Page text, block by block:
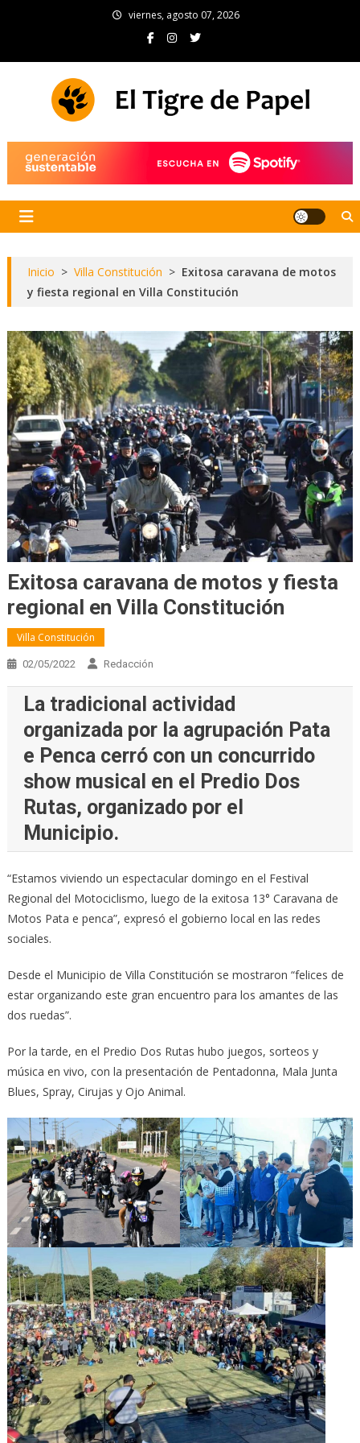
viernes, agosto 07, 2026
Inicio > Villa Constitución > Exitosa caravana de motos
y fiesta regional en Villa Constitución
Exitosa caravana de motos y fiesta
regional en Villa Constitución
Villa Constitución
02/05/2022 Redacción
La tradicional actividad
organizada por la agrupación Pata
e Penca cerró con un concurrido
show musical en el Predio Dos
Rutas, organizado por el
Municipio.
“Estamos viviendo un espectacular domingo en el Festival
Regional del Motociclismo, luego de la exitosa 13° Caravana de
Motos Pata e penca”, expresó el gobierno local en las redes
sociales.
Desde el Municipio de Villa Constitución se mostraron “felices de
estar organizando este gran encuentro para los amantes de las
dos ruedas”.
Por la tarde, en el Predio Dos Rutas hubo juegos, sorteos y
música en vivo, con la presentación de Pentadonna, Mala Junta
Blues, Spray, Cirujas y Ojo Animal.